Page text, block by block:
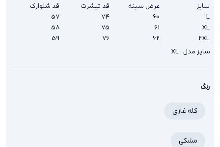
سایز عرض سینه قد تیشرت
قد شلوارک
L
60
74
57
XL
61
75
58
2XL
62
76
59
سایز مدل : XL
رنگ
کله غازی
مشکی